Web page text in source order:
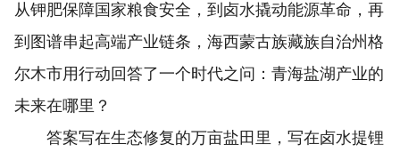
从钾肥保障国家粮食安全，到卤水撬动能源革命，再
到图谱串起高端产业链条，海西蒙古族藏族自治州格
尔木市用行动回答了一个时代之问：青海盐湖产业的
未来在哪里？
答案写在生态修复的万亩盐田里，写在卤水提锂